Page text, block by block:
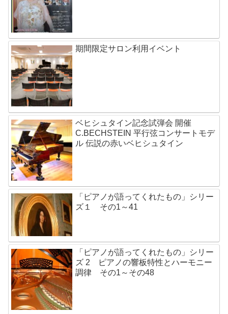
期間限定サロン利用イベント
ベヒシュタイン記念試弾会 開催
C.BECHSTEIN 平行弦コンサートモデ
ル 伝説の赤いベヒシュタイン
「ピアノが語ってくれたもの」シリー
ズ１ その1～41
「ピアノが語ってくれたもの」シリー
ズ 2 ピアノの響板特性とハーモニー
調律 その1～その48